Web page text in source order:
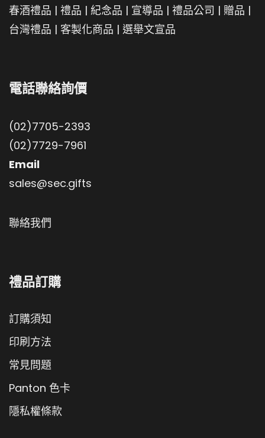
春酒禮品 | 禮品 | 紀念品 | 宣導品 | 禮品公司 | 贈品 |
台灣禮品 | 客製化商品 | 選舉文宣品
電話聯絡詢價
(02)7705-2393
(02)7729-7961
Email
sales@sec.gifts
聯絡我們
禮品訂購
訂購須知
印刷方法
常見問題
Panton 色卡
隱私權條款